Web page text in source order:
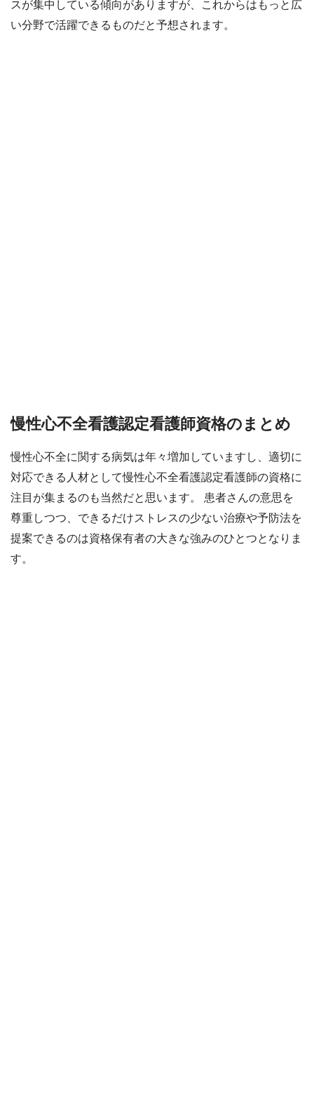
スが集中している傾向がありますが、これからはもっと広
い分野で活躍できるものだと予想されます。
慢性心不全看護認定看護師資格のまとめ
慢性心不全に関する病気は年々増加していますし、適切に
対応できる人材として慢性心不全看護認定看護師の資格に
注目が集まるのも当然だと思います。 患者さんの意思を
尊重しつつ、できるだけストレスの少ない治療や予防法を
提案できるのは資格保有者の大きな強みのひとつとなりま
す。